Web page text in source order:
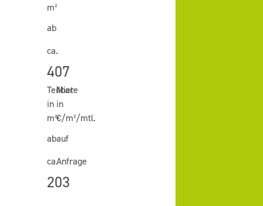
m²
ab
ca.
407
Teilbar
in
m²
ab
ca.
203
Miete
in
€/m²/mtl.
auf
Anfrage